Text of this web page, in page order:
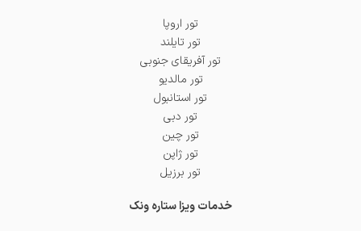
تور اروپا
تور تایلند
تور آفریقای جنوبی
تور مالدیو
تور استانبول
تور دبی
تور چین
تور ژاپن
تور برزیل
خدمات ویزا ستاره ونک